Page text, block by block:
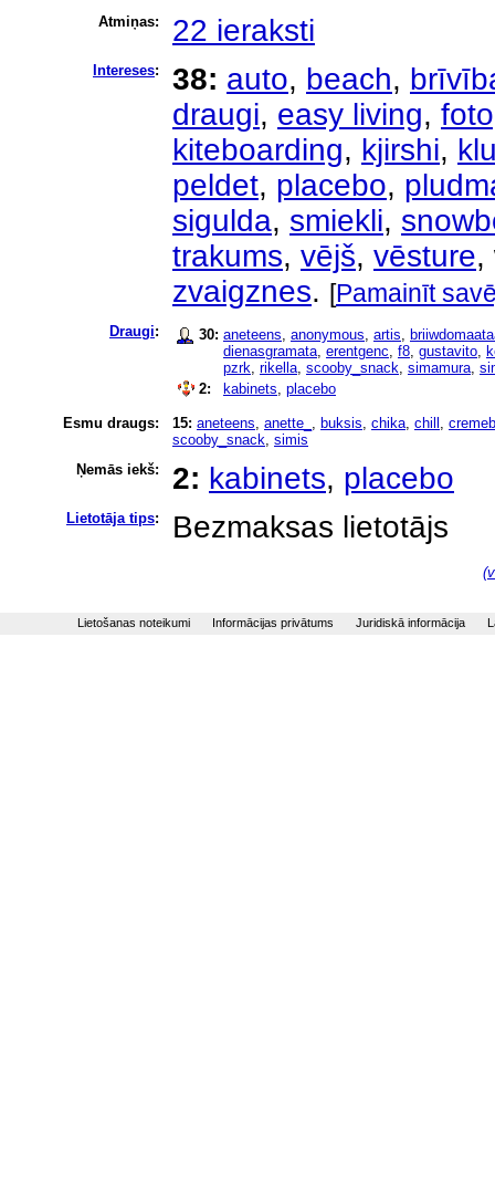
Atmiņas: 22 ieraksti
Intereses: 38: auto, beach,
draugi, easy living,
kiteboarding, kjirshi,
peldet, placebo,
sigulda, smiekli,
trakums, vējš, vēsture,
zvaigznes. [Pamainīt
Draugi: 30: aneteens anonymous artis
dienasgramata erentgenc f8 gustavito
pzrk rikella scooby_snack simamura
2:
kabinets placebo
Esmu draugs: 15: aneteens anette_ buksis chika chill
scooby_snack simis
Ņemās iekš:
2: kabinets, placebo
Lietotāja tips: Bezmaksas lietotājs
Lietošanas noteikumi Informācijas privātums Juridiskā informācija